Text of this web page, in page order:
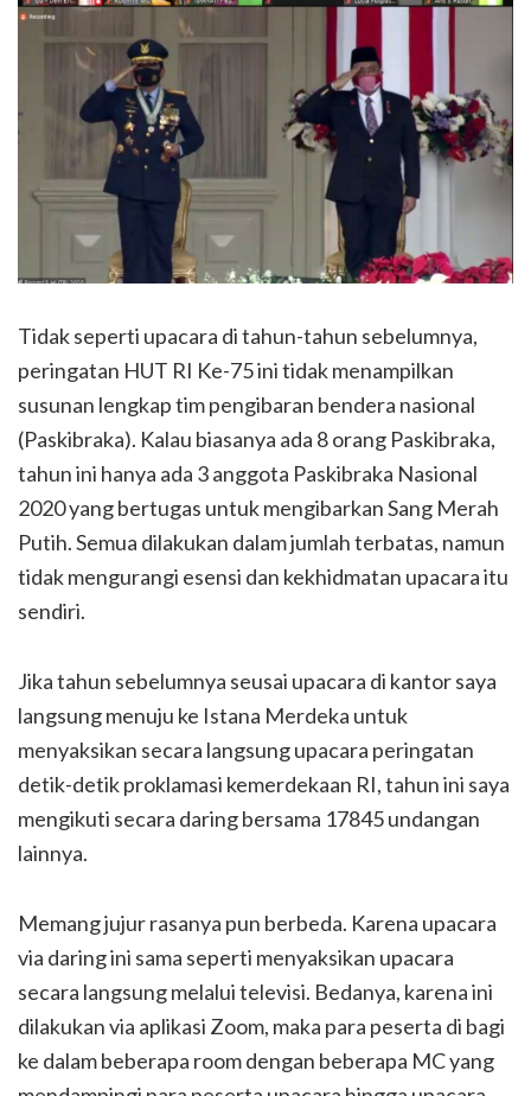
Tidak seperti upacara di tahun-tahun sebelumnya,
peringatan HUT RI Ke-75 ini tidak menampilkan
susunan lengkap tim pengibaran bendera nasional
(Paskibraka). Kalau biasanya ada 8 orang Paskibraka,
tahun ini hanya ada 3 anggota Paskibraka Nasional
2020 yang bertugas untuk mengibarkan Sang Merah
Putih. Semua dilakukan dalam jumlah terbatas, namun
tidak mengurangi esensi dan kekhidmatan upacara itu
sendiri.
Jika tahun sebelumnya seusai upacara di kantor saya
langsung menuju ke Istana Merdeka untuk
menyaksikan secara langsung upacara peringatan
detik-detik proklamasi kemerdekaan RI, tahun ini saya
mengikuti secara daring bersama 17845 undangan
lainnya.
Memang jujur rasanya pun berbeda. Karena upacara
via daring ini sama seperti menyaksikan upacara
secara langsung melalui televisi. Bedanya, karena ini
dilakukan via aplikasi Zoom, maka para peserta di bagi
ke dalam beberapa room dengan beberapa MC yang